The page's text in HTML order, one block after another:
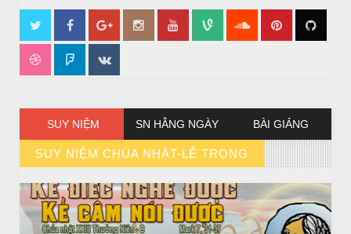
SUY NIỆM SN HẰNG NGÀY BÀI GIẢNG
SUY NIỆM CHÚA NHẬT-LỄ TRỌNG
// VIEW MORE BY SUY NIỆM CHÚA NHẬT-LỄ TRỌNG